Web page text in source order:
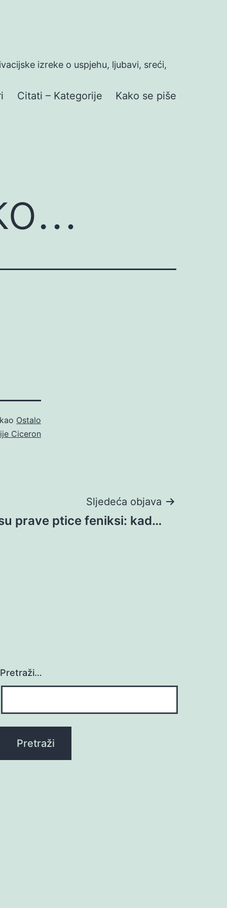
izreke o uspjehu, ljubavi, sreći,
Citati – Kategorije Kako se piše
Ostalo
Ciceron
Sljedeća objava
prave ptice feniksi: kad…
Pretraži…